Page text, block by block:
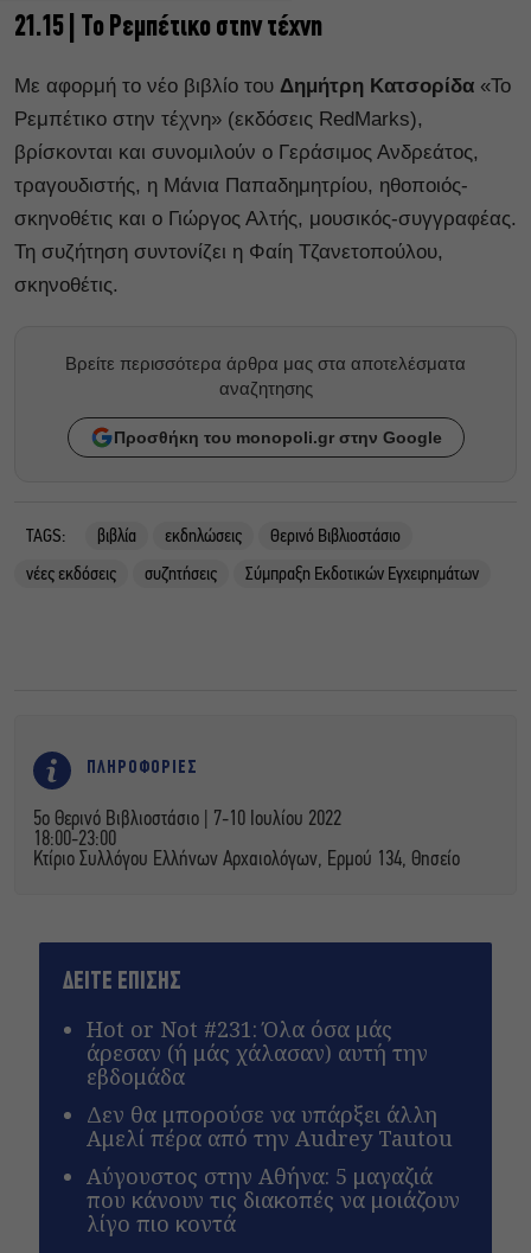
21.15 | Το Ρεμπέτικο στην τέχνη
Με αφορμή το νέο βιβλίο του Δημήτρη Κατσορίδα «Το
Ρεμπέτικο στην τέχνη» (εκδόσεις RedMarks),
βρίσκονται και συνομιλούν ο Γεράσιμος Ανδρεάτος,
τραγουδιστής, η Μάνια Παπαδημητρίου, ηθοποιός-
σκηνοθέτις και ο Γιώργος Αλτής, μουσικός-συγγραφέας.
Τη συζήτηση συντονίζει η Φαίη Τζανετοπούλου,
σκηνοθέτις.
Βρείτε περισσότερα άρθρα μας στα αποτελέσματα
αναζητησης
Προσθήκη του monopoli.gr στην Google
TAGS: βιβλία εκδηλώσεις
Θερινό Βιβλιοστάσιο
νέες εκδόσεις
συζητήσεις Σύμπραξη Εκδοτικών Εγχειρημάτων
ΠΛΗΡΟΦΟΡΙΕΣ
5ο Θερινό Βιβλιοστάσιο | 7-10 Ιουλίου 2022
18:00-23:00
Κτίριο Συλλόγου Ελλήνων Αρχαιολόγων, Ερμού 134, Θησείο
ΔΕΙΤΕ ΕΠΙΣΗΣ
Hot or Not #231: Όλα όσα μάς
άρεσαν (ή μάς χάλασαν) αυτή την
εβδομάδα
Δεν θα μπορούσε να υπάρξει άλλη
Αμελί πέρα από την Audrey Tautou
Αύγουστος στην Αθήνα: 5 μαγαζιά
που κάνουν τις διακοπές να μοιάζουν
λίγο πιο κοντά